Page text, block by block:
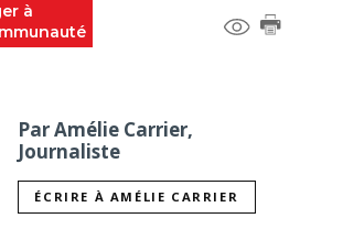
à
Par Amélie Carrier,
Journaliste
ÉCRIRE À AMÉLIE CARRIER